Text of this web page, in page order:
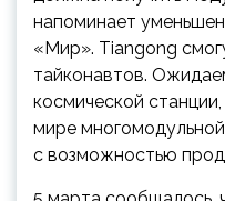
напоминает
«Мир». Tiangong
тайконавтов.
космической
мире
с возможностью